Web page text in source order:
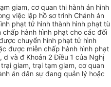
giam, cơ quan thi hành án hình
việc lập hồ sơ trình Chánh án
ình phạt tử hình thành hình phạt tù
hành hình phạt cho các đối
chuyển hình phạt tử hình
được miễn chấp hành hình phạt
và đ Khoản 2 Điều 1 của Nghị
giam, trại tạm giam, cơ quan
án dân sự đang quản lý hoặc